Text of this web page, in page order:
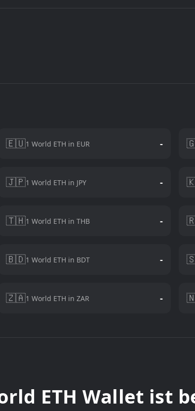
🇪🇺1 World ETH in EUR -
🇯🇵1 World ETH in JPY -
🇹🇭1 World ETH in THB -
🇧🇩1 World ETH in BDT -
🇿🇦1 World ETH in ZAR -
ETH Wallet ist